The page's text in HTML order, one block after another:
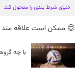
دنیای شرط بندی را متحول کند
😍 ممکن است علاقه مند
با چه